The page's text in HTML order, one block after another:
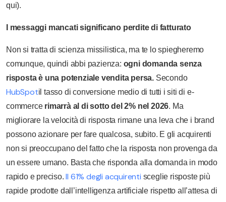
qui).
I messaggi mancati significano perdite di fatturato
Non si tratta di scienza missilistica, ma te lo spiegheremo
comunque, quindi abbi pazienza: ogni domanda senza
risposta è una potenziale vendita persa. Secondo
HubSpotil tasso di conversione medio di tutti i siti di e-
commerce rimarrà al di sotto del 2% nel 2026. Ma
migliorare la velocità di risposta rimane una leva che i brand
possono azionare per fare qualcosa, subito. E gli acquirenti
non si preoccupano del fatto che la risposta non provenga da
un essere umano. Basta che risponda alla domanda in modo
rapido e preciso.Il 61% degli acquirenti sceglie risposte più
rapide prodotte dall’intelligenza artificiale rispetto all’attesa di